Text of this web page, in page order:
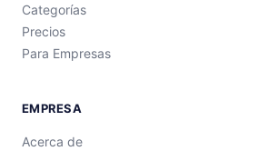
Categorías
Precios
Para Empresas
EMPRESA
Acerca de